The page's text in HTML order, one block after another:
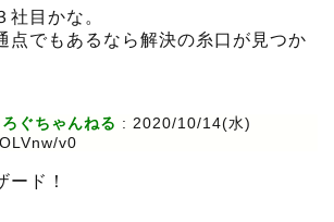
社目かな。
点でもあるなら解決の糸口が見つか
ぐちゃんねる : 2020/10/14(水)
v0
ード！